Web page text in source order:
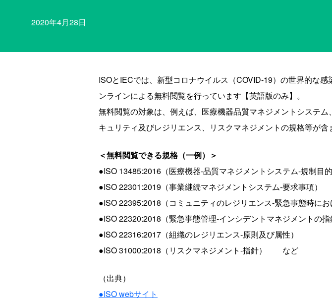
2020年4月28日
ISOとIECでは、新型コロナウイルス（COVID-19）の世界的な
ンラインによる無料閲覧を行っています【英語版のみ】。
無料閲覧の対象は、例えば、医療機器品質マネジメントシステ
キュリティ及びレジリエンス、リスクマネジメントの規格等が含
＜無料閲覧できる規格（一例）＞
●ISO 13485:2016（医療機器-品質マネジメントシステム-規制目
●ISO 22301:2019（事業継続マネジメントシステム-要求事項）
●ISO 22395:2018（コミュニティのレジリエンス-緊急事態時にお
●ISO 22320:2018（緊急事態管理-インシデントマネジメントの指
●ISO 22316:2017（組織のレジリエンス-原則及び属性）
●ISO 31000:2018（リスクマネジメント-指針） など
（出典）
●ISO webサイト